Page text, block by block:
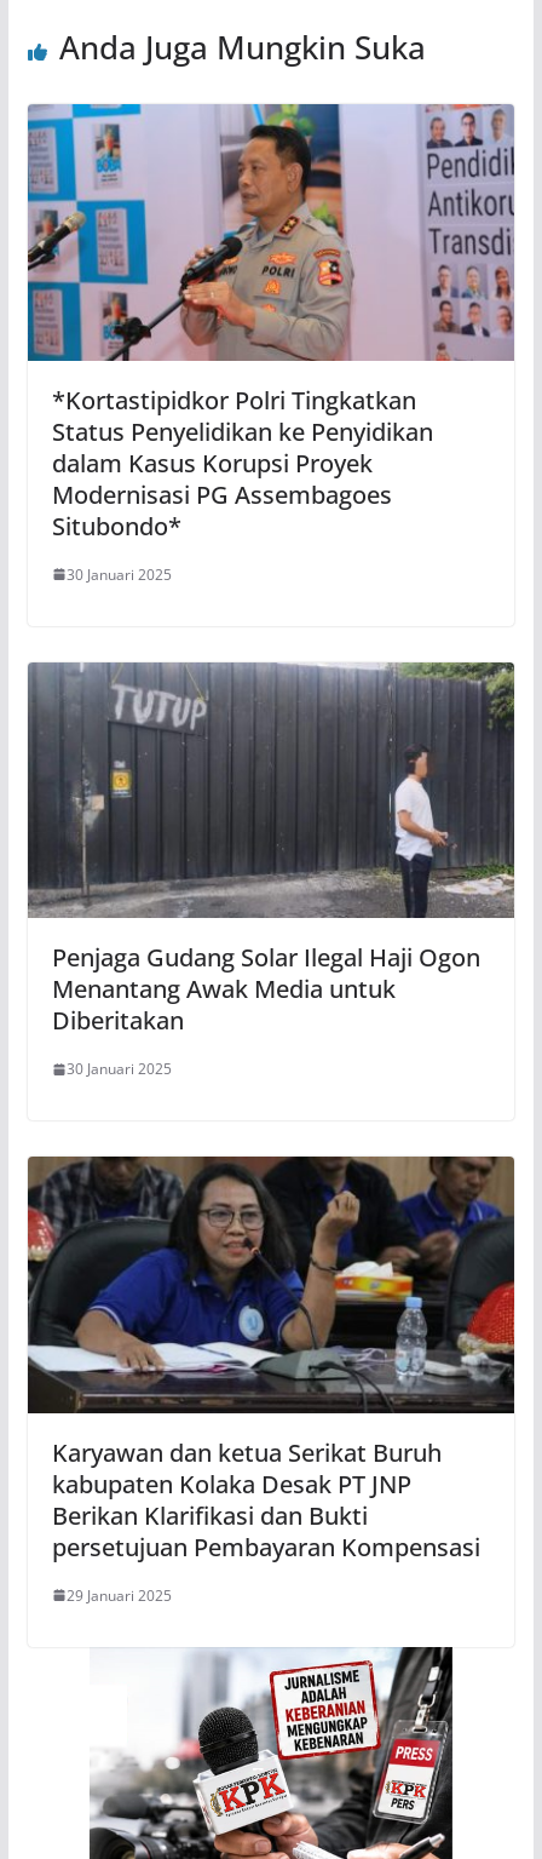
Anda Juga Mungkin Suka
*Kortastipidkor Polri Tingkatkan
Status Penyelidikan ke Penyidikan
dalam Kasus Korupsi Proyek
Modernisasi PG Assembagoes
Situbondo*
30 Januari 2025
Penjaga Gudang Solar Ilegal Haji Ogon
Menantang Awak Media untuk
Diberitakan
30 Januari 2025
Karyawan dan ketua Serikat Buruh
kabupaten Kolaka Desak PT JNP
Berikan Klarifikasi dan Bukti
persetujuan Pembayaran Kompensasi
29 Januari 2025